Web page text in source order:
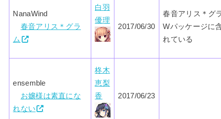
NanaWind
春音アリス＊グラ
ム
白羽
優理
2017/06/30
春音アリス＊グ
Wパッケージに
れている
ensemble
お嬢様は素直にな
れない
柊木
恵梨
香
2017/06/23